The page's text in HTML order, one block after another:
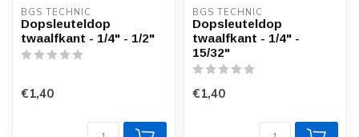
BGS TECHNIC
Dopsleuteldop
twaalfkant - 1/4" - 1/2"
€1,40
BGS TECHNIC
Dopsleuteldop
twaalfkant - 1/4" -
15/32"
€1,40